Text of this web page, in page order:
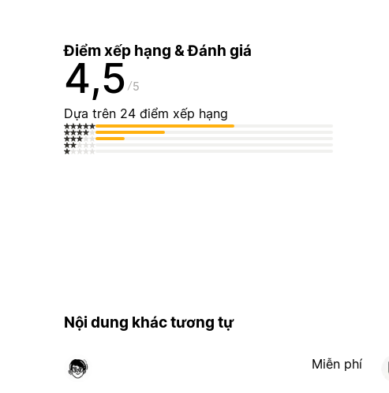
Điểm xếp hạng & Đánh giá
4,5 5
Dựa trên 24 điểm xếp hạng
Nội dung khác tương tự
Miễn phí